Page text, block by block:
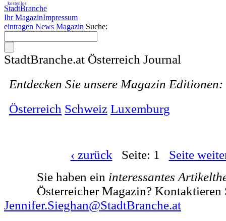
StadtBranche
Ihr MagazinImpressum
kostenlos
eintragen News Magazin Suche:
StadtBranche.at Österreich Journal
Entdecken Sie unsere Magazin Editionen:
Österreich Schweiz Luxemburg
‹ zurück Seite: 1 Seite
Sie haben ein interessantes
Österreicher Magazin? Kontaktieren
Jennifer.Sieghan@StadtBranche.at